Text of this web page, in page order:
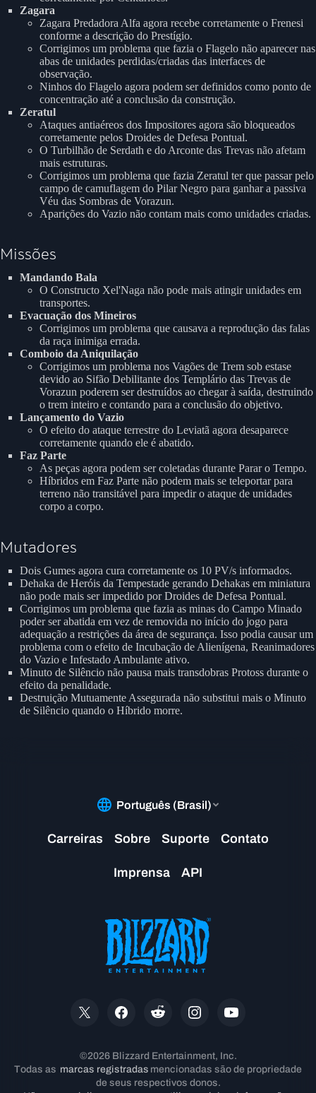
Zagara
Zagara Predadora Alfa agora recebe corretamente o Frenesi
conforme a descrição do Prestígio.
Corrigimos um problema que fazia o Flagelo não aparecer nas
abas de unidades perdidas/criadas das interfaces de
observação.
Ninhos do Flagelo agora podem ser definidos como ponto de
concentração até a conclusão da construção.
Zeratul
Ataques antiaéreos dos Impositores agora são bloqueados
corretamente pelos Droides de Defesa Pontual.
O Turbilhão de Serdath e do Arconte das Trevas não afetam
mais estruturas.
Corrigimos um problema que fazia Zeratul ter que passar pelo
campo de camuflagem do Pilar Negro para ganhar a passiva
Véu das Sombras de Vorazun.
Aparições do Vazio não contam mais como unidades criadas.
Missões
Mandando Bala
O Constructo Xel'Naga não pode mais atingir unidades em
transportes.
Evacuação dos Mineiros
Corrigimos um problema que causava a reprodução das falas
da raça inimiga errada.
Comboio da Aniquilação
Corrigimos um problema nos Vagões de Trem sob estase
devido ao Sifão Debilitante dos Templário das Trevas de
Vorazun poderem ser destruídos ao chegar à saída, destruindo
o trem inteiro e contando para a conclusão do objetivo.
Lançamento do Vazio
O efeito do ataque terrestre do Leviatã agora desaparece
corretamente quando ele é abatido.
Faz Parte
As peças agora podem ser coletadas durante Parar o Tempo.
Híbridos em Faz Parte não podem mais se teleportar para
terreno não transitável para impedir o ataque de unidades
corpo a corpo.
Mutadores
Dois Gumes agora cura corretamente os 10 PV/s informados.
Dehaka de Heróis da Tempestade gerando Dehakas em miniatura
não pode mais ser impedido por Droides de Defesa Pontual.
Corrigimos um problema que fazia as minas do Campo Minado
poder ser abatida em vez de removida no início do jogo para
adequação a restrições da área de segurança. Isso podia causar um
problema com o efeito de Incubação de Alienígena, Reanimadores
do Vazio e Infestado Ambulante ativo.
Minuto de Silêncio não pausa mais transdobras Protoss durante o
efeito da penalidade.
Destruição Mutuamente Assegurada não substitui mais o Minuto
de Silêncio quando o Híbrido morre.